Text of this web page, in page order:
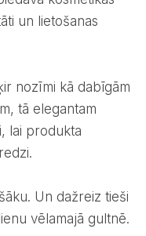
un lietošanas
tā elegantam
lai produkta
vēlamajā gultnē.